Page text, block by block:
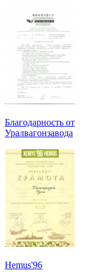
Благодарность от
Уралвагонзавода
Hemus'96